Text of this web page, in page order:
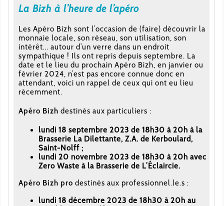
La Bizh à l’heure de l’apéro
Les Apéro Bizh sont l’occasion de (faire) découvrir la
monnaie locale, son réseau, son utilisation, son
intérêt… autour d’un verre dans un endroit
sympathique ! Ils ont repris depuis septembre. La
date et le lieu du prochain Apéro Bizh, en janvier ou
février 2024, n’est pas encore connue donc en
attendant, voici un rappel de ceux qui ont eu lieu
récemment.
Apéro Bizh destinés aux particuliers :
lundi 18 septembre 2023 de 18h30 à 20h à la
Brasserie La Dilettante, Z.A. de Kerboulard,
Saint-Nolff ;
lundi 20 novembre 2023 de 18h30 à 20h avec
Zero Waste à la Brasserie de L’Éclaircie.
Apéro Bizh pro destinés aux professionnel.le.s :
lundi 18 décembre 2023 de 18h30 à 20h au